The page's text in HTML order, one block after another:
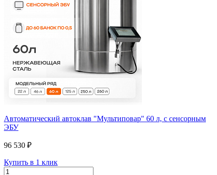
Автоматический автоклав "Мультиповар" 60 л, с сенсорным
ЭБУ
96 530 ₽
Купить в 1 клик